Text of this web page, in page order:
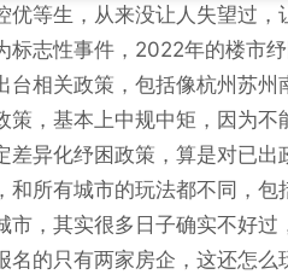
等生，从来没让人失望过，
标志性事件，2022年的楼市
相关政策，包括像杭州苏州
策，基本上中规中矩，因为
异化纾困政策，算是对已出
和所有城市的玩法都不同，
市，其实很多日子确实不好
的只有两家房企，这还怎么